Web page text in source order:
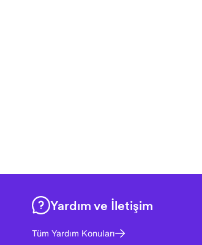
Yardım ve İletişim
Tüm Yardım Konuları